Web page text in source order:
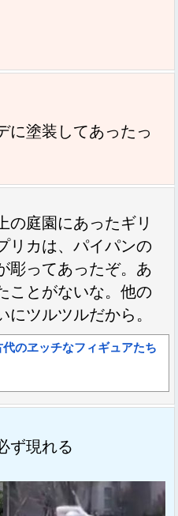
に塗装してあったっ
の庭園にあったギリ
リカは、パイパンの
彫ってあったぞ。あ
ことがないな。他の
ツルツルだから。
代のヱッチなフィギュアたち
ず現れる